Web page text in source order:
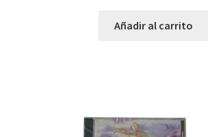
Añadir al carrito